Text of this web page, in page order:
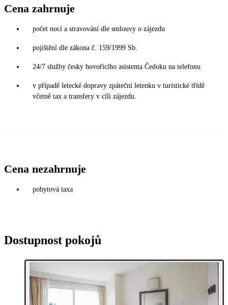
Cena zahrnuje
počet nocí a stravování dle smlouvy o zájezdu
pojištění dle zákona č. 159/1999 Sb.
24/7 služby česky hovořícího asistenta Čedoku na telefonu
v případě letecké dopravy zpáteční letenku v turistické třídě
včetně tax a transfery v cíli zájezdu.
Cena nezahrnuje
pobytová taxa
Dostupnost pokojů